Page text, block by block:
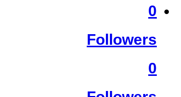
0
Followers
0